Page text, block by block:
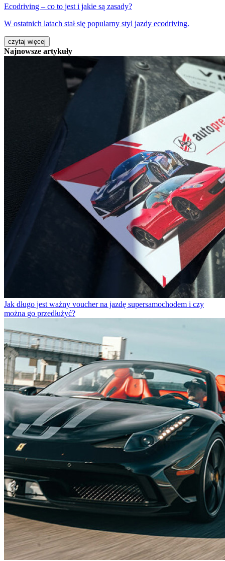
Ecodriving – co to jest i jakie są zasady?
W ostatnich latach stał się popularny styl jazdy ecodriving.
czytaj więcej
Najnowsze artykuły
Jak długo jest ważny voucher na jazdę supersamochodem i czy
można go przedłużyć?